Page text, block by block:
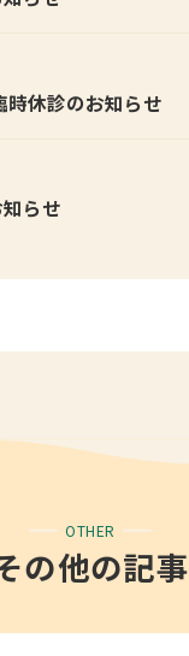
時休診のお知らせ
らせ
OTHER
の他の記事